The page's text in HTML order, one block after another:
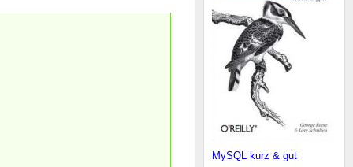
MySQL kurz & gut